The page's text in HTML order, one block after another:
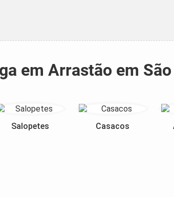
em Arrastão em
Salopetes Casacos